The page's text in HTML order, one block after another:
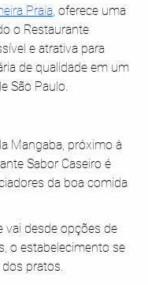
Praia, oferece uma
o Restaurante
e atrativa para
de qualidade em um
São Paulo.
Mangaba, próximo à
Sabor Caseiro é
da boa comida
vai desde opções de
o estabelecimento se
pratos.